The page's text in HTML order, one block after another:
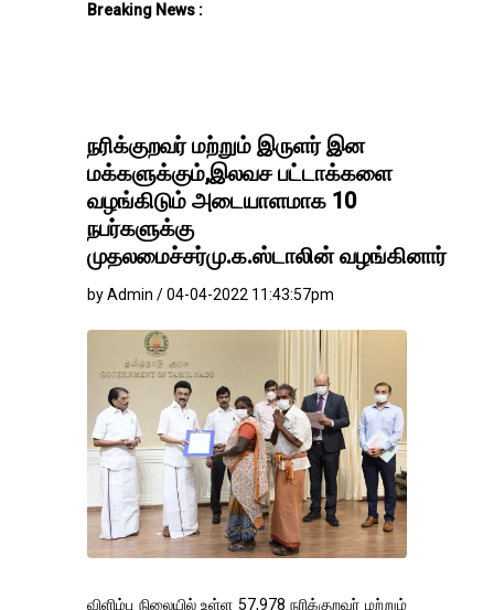
Breaking News :
நரிக்குறவர் மற்றும் இருளர் இன
மக்களுக்கும்,இலவச பட்டாக்களை
வழங்கிடும் அடையாளமாக 10
நபர்களுக்கு
முதலமைச்சர்மு.க.ஸ்டாலின் வழங்கினார்
by Admin / 04-04-2022 11:43:57pm
விளிம்பு நிலையில் உள்ள 57,978 நரிக்குறவர் மற்றும்